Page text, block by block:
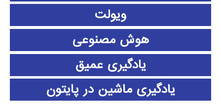
ویولت
هوش مصنوعی
یادگیری عمیق
یادگیری ماشین در پایتون